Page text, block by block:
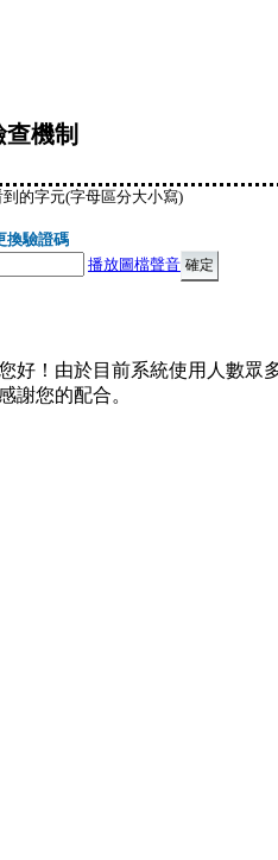
機制
的字元(字母區分大小寫)
換驗證碼
播放圖檔聲音
好！由於目前系統使用人數眾
謝您的配合。